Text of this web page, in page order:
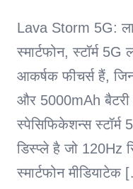
Lava Storm 5G:
स्मार्टफोन, स्टॉर्म
आकर्षक फीचर्स हैं,
और 5000mAh
स्पेसिफिकेशन्स
डिस्प्ले है जो 120Hz
स्मार्टफोन मीडियाटेक